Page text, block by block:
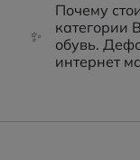
✨
Почему
категории
обувь.
интернет